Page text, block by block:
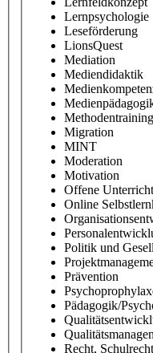
Lernpsychologie
Leseförderung
LionsQuest
Mediation
Mediendidaktik
Methodentraining
Migration
MINT
Moderation
Motivation
Offene
Online
Politik und
Prävention
Pädagogik/
Recht,